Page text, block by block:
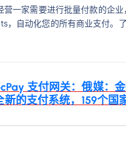
营一家需要进行批量付款的企
，自动化您的所有商业支付。了
支付网关：俄媒：
新的支付系统，159个国